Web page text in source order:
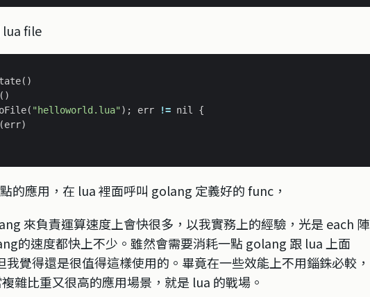
lua file
()
()
( "helloworld.lua"); err != nil
{
(err)
的應用，在 lua 裡面呼叫 golang 定義好的 func，
來負責運算速度上會快很多，以我實務上的經驗，光是 each 陣
的速度都快上不少。雖然會需要消耗一點 golang 跟 lua 上面
覺得還是很值得這樣使用的。畢竟在一些效能上不用錙銖必較，
雜比重又很高的應用場景，就是 lua 的戰場。